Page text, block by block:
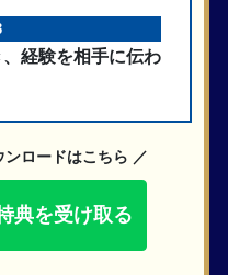
経験を相手に伝わ
ロードはこちら ／
典を受け取る